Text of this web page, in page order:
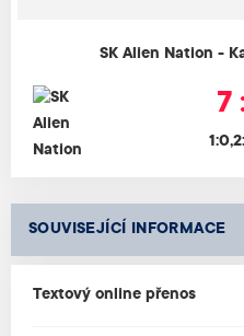
SK Alien Nation -
7
SOUVISEJÍCÍ INFORMACE
Textový online přenos